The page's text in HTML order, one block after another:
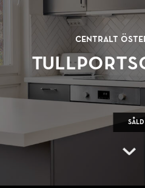
Centralt
Såld